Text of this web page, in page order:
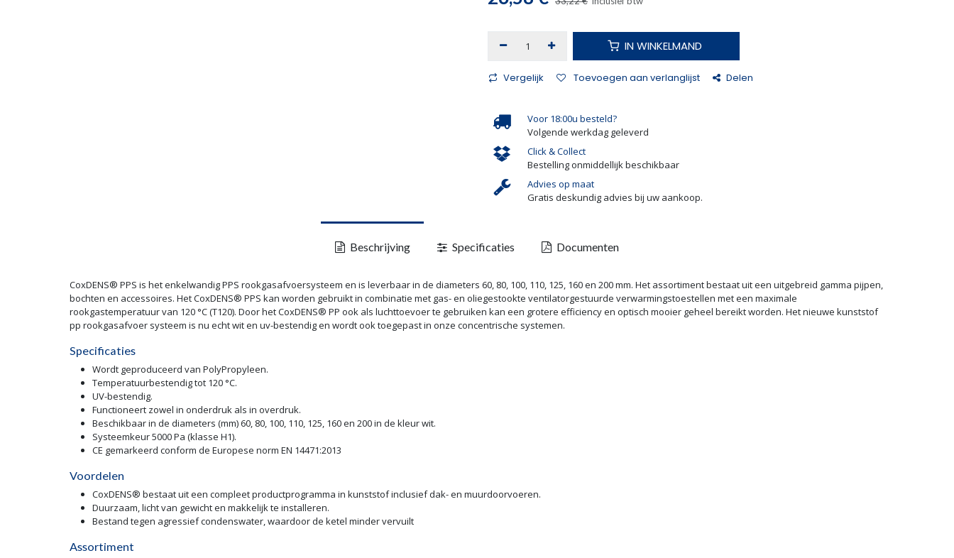
IN WINKELMAND
Vergelijk Toevoegen aan verlanglijst Delen
Voor 18:00u besteld?
Volgende werkdag geleverd
Click & Collect
Bestelling onmiddellijk beschikbaar
Advies op maat
Gratis deskundig advies bij uw aankoop.
Beschrijving Specificaties Documenten
CoxDENS® PPS is het enkelwandig PPS rookgasafvoersysteem en is leverbaar in de diameters 60, 80, 100, 110, 125, 160 en 200 mm. Het assortiment bestaat uit een uitgebreid gamma pijpen,
bochten en accessoires. Het CoxDENS® PPS kan worden gebruikt in combinatie met gas- en oliegestookte ventilatorgestuurde verwarmingstoestellen met een maximale
rookgastemperatuur van 120 °C (T120). Door het CoxDENS® PP ook als luchttoevoer te gebruiken kan een grotere efficiency en optisch mooier geheel bereikt worden. Het nieuwe kunststof
pp rookgasafvoer systeem is nu echt wit en uv-bestendig en wordt ook toegepast in onze concentrische systemen.
Specificaties
Wordt geproduceerd van PolyPropyleen.
Temperatuurbestendig tot 120 °C.
UV-bestendig.
Functioneert zowel in onderdruk als in overdruk.
Beschikbaar in de diameters (mm) 60, 80, 100, 110, 125, 160 en 200 in de kleur wit.
Systeemkeur 5000 Pa (klasse H1).
CE gemarkeerd conform de Europese norm EN 14471:2013
Voordelen
CoxDENS® bestaat uit een compleet productprogramma in kunststof inclusief dak- en muurdoorvoeren.
Duurzaam, licht van gewicht en makkelijk te installeren.
Bestand tegen agressief condenswater, waardoor de ketel minder vervuilt
Assortiment